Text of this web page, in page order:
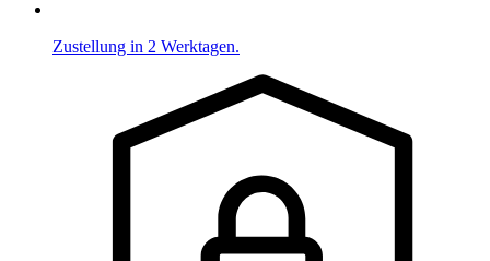
Zustellung in 2 Werktagen.